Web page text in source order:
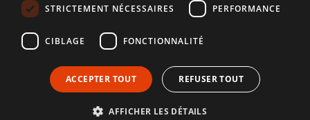
CONDITIONS D'UTILISATION
STRICTEMENT NÉCESSAIRES PERFORMANCE
CIBLAGE FONCTIONNALITÉ
ACCEPTER TOUT REFUSER TOUT
AFFICHER LES DÉTAILS